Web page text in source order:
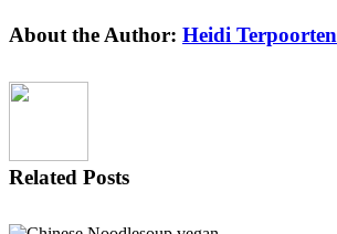
Facebook
X
Reddit
LinkedIn
Tumblr
Pinterest
Vk
Email
About the Author: Heidi Terpoorten
Related Posts